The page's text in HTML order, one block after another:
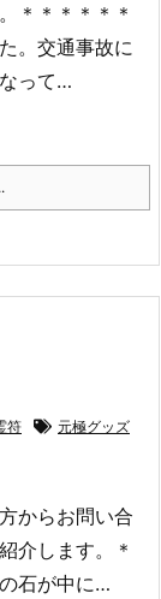
＊＊＊＊＊＊
。交通事故に
って…
符 元極グッズ
からお問い合
介します。＊
石が中に…